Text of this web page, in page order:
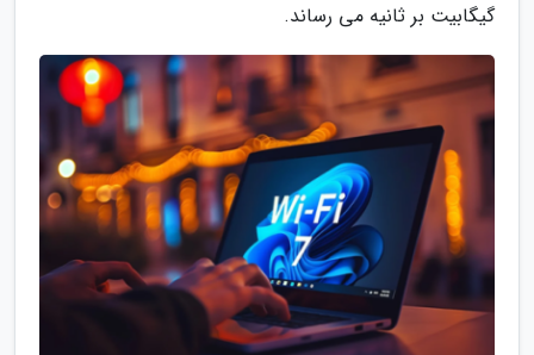
گیگابیت بر ثانیه می رساند.